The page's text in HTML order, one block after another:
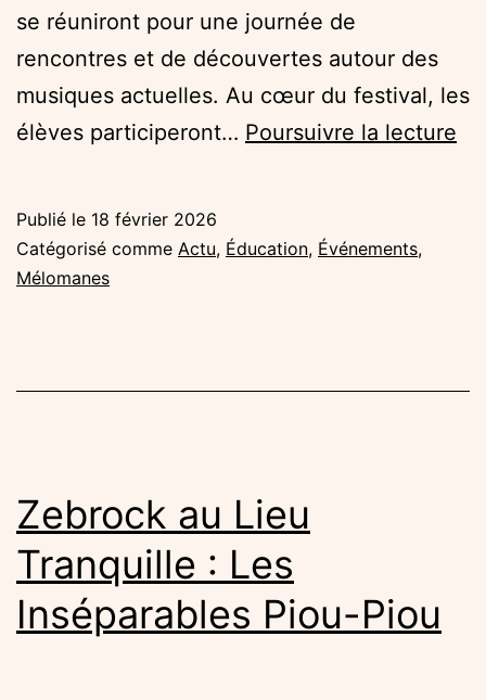
se réuniront pour une journée de
rencontres et de découvertes autour des
musiques actuelles. Au cœur du festival, les
élèves participeront… Poursuivre la lecture
au
Publié le 18 février 2026
Catégorisé comme Actu, Éducation, Événements,
Mélomanes
Zebrock au Lieu
Tranquille : Les
Inséparables Piou-Piou